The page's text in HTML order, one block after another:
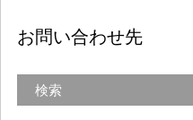
お問い合わせ先
検索